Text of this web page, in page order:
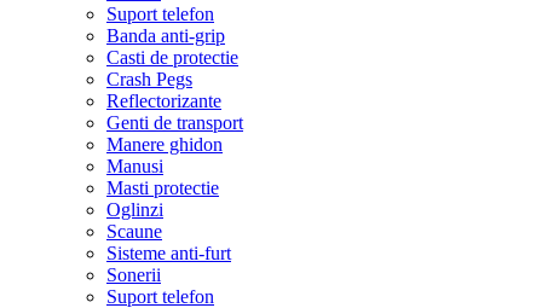
Suport telefon
Banda anti-grip
Casti de protectie
Crash Pegs
Reflectorizante
Genti de transport
Manere ghidon
Manusi
Masti protectie
Oglinzi
Scaune
Sisteme anti-furt
Sonerii
Suport telefon